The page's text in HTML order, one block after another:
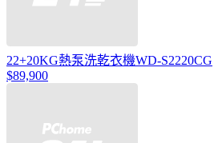
22+20KG熱泵洗乾衣機WD-S2220CG
$89,900